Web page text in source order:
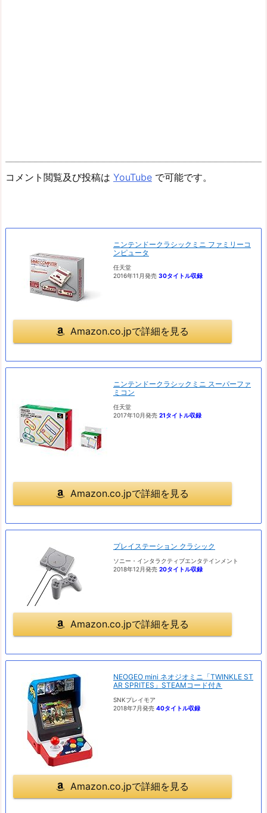
コメント閲覧及び投稿は YouTube で可能です。
ニンテンドークラシックミニ ファミリーコ
ンピュータ
任天堂
2016年11月発売 30タイトル収録
Amazon.co.jpで詳細を見る
ニンテンドークラシックミニ スーパーファ
ミコン
任天堂
2017年10月発売 21タイトル収録
Amazon.co.jpで詳細を見る
プレイステーション クラシック
ソニー・インタラクティブエンタテインメント
2018年12月発売 20タイトル収録
Amazon.co.jpで詳細を見る
NEOGEO mini ネオジオミニ「TWINKLE ST
AR SPRITES」STEAMコード付き
SNKプレイモア
2018年7月発売 40タイトル収録
Amazon.co.jpで詳細を見る